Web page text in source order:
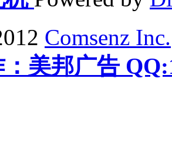
Comsenz Inc.
：美邦广告